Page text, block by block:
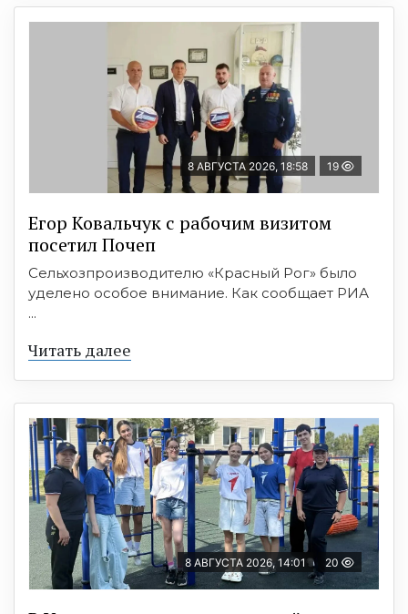
8 АВГУСТА 2026, 18:58 19
Егор Ковальчук с рабочим визитом
посетил Почеп
Сельхозпроизводителю «Красный Рог» было
уделено особое внимание. Как сообщает РИА
...
Читать далее
8 АВГУСТА 2026, 14:01 20